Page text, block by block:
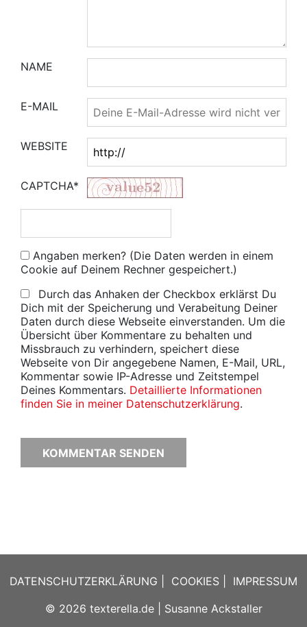
NAME
E-MAIL
WEBSITE
CAPTCHA*
Angaben merken? (Die Daten werden in einem
Cookie auf Deinem Rechner gespeichert.)
Durch das Anhaken der Checkbox erklärst Du
Dich mit der Speicherung und Verabeitung Deiner
Daten durch diese Webseite einverstanden. Um die
Übersicht über Kommentare zu behalten und
Missbrauch zu verhindern, speichert diese
Webseite von Dir angegebene Namen, E-Mail, URL,
Kommentar sowie IP-Adresse und Zeitstempel
Deines Kommentars. Detaillierte Informationen
finden Sie in meiner Datenschutzerklärung.
DATENSCHUTZERKLÄRUNG COOKIES
IMPRESSUM
© 2026 texterella.de| Susanne Ackstaller